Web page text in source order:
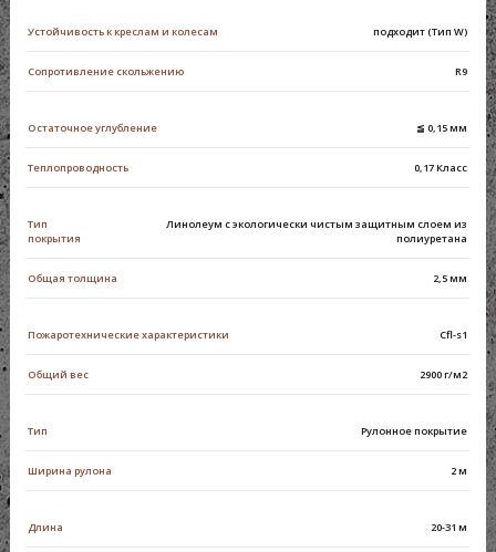
Устойчивость к креслам и колесам подходит (Тип W)
Сопротивление скольжению R9
Остаточное углубление ≦ 0,15 мм
Теплопроводность 0,17 Класс
Тип
покрытия
Линолеум с экологически чистым защитным слоем из
полиуретана
Общая толщина 2,5 мм
Пожаротехнические характеристики Cfl-s1
Общий вес 2900 г/м2
Тип Рулонное покрытие
Ширина рулона 2 м
Длина 20-31 м